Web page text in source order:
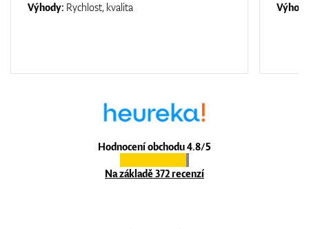
Hodnocení obchodu 4.8/5
Na základě 372 recenzí
Výhody: Rychlost, kvalita